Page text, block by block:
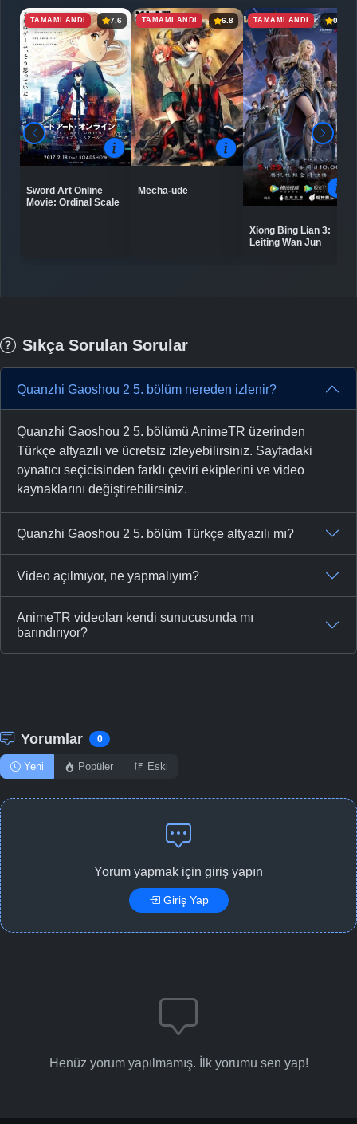
TAMAMLANDI 7.6
Sword Art Online
Movie: Ordinal Scale
TAMAMLANDI 6.8
Mecha-ude
TAMAMLANDI 0.0
Xiong Bing Lian 3:
Leiting Wan Jun
Sıkça Sorulan Sorular
Quanzhi Gaoshou 2 5. bölüm nereden izlenir?
Quanzhi Gaoshou 2 5. bölümü AnimeTR üzerinden
Türkçe altyazılı ve ücretsiz izleyebilirsiniz. Sayfadaki
oynatıcı seçicisinden farklı çeviri ekiplerini ve video
kaynaklarını değiştirebilirsiniz.
Quanzhi Gaoshou 2 5. bölüm Türkçe altyazılı mı?
Video açılmıyor, ne yapmalıyım?
AnimeTR videoları kendi sunucusunda mı
barındırıyor?
Yorumlar 0
Yeni Popüler Eski
Yorum yapmak için giriş yapın
Giriş Yap
Henüz yorum yapılmamış. İlk yorumu sen yap!